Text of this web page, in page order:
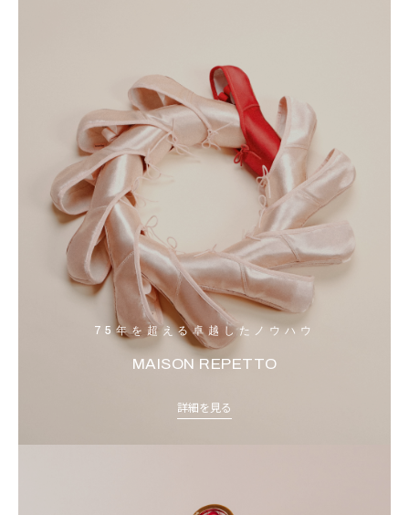
75年を超える卓越したノウハウ
MAISON REPETTO
詳細を見る